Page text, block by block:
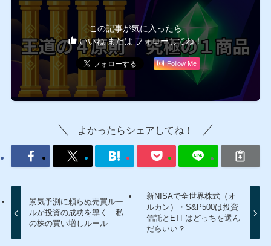
この記事が気に入ったら
いいね または フォローしてね！
Follow Me
よかったらシェアしてね！
景気予測に頼らぬ売買ルー
ルが投資の成功を導く 私
の株の買い増しルール
新NISAで全世界株式（オ
ルカン）・S&P500は投資
信託とETFはどっちを選ん
だらいい？